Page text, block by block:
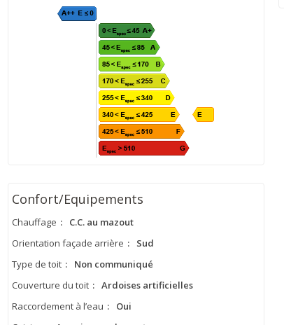
Confort/Equipements
Chauffage :
C.C. au mazout
Orientation façade arrière :
Sud
Type de toit :
Non communiqué
Couverture du toit : Ardoises artificielles
Raccordement à l’eau :
Oui